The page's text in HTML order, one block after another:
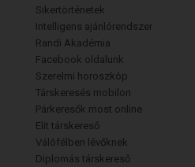
Sikertörténetek
Intelligens ajánlórendszer
Randi Akadémia
Facebook oldalunk
Szerelmi horoszkóp
Társkeresés mobilon
Párkeresők most online
Elit társkereső
Válófélben lévőknek
Diplomás társkereső